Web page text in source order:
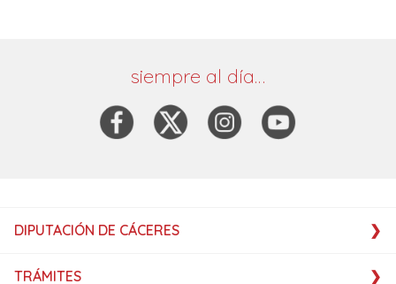
siempre al día…
DIPUTACIÓN DE CÁCERES
TRÁMITES